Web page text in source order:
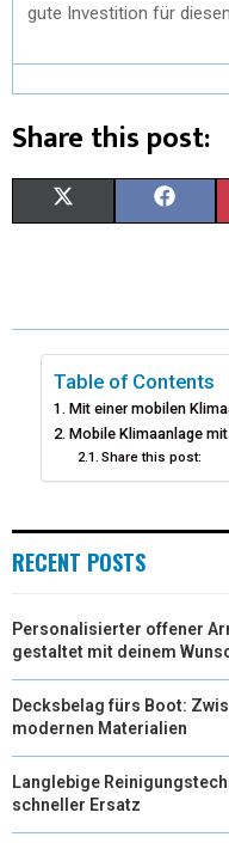
gute Investition für
Share this post:
W
T
T
E
O
O
Table of Contents
Mit einer mobilen
Mobile Klimaanlage mit
Share this post:
RECENT POSTS
Personalisierter offener
gestaltet mit deinem
Decksbelag fürs Boot:
modernen Materialien
Langlebige
schneller Ersatz